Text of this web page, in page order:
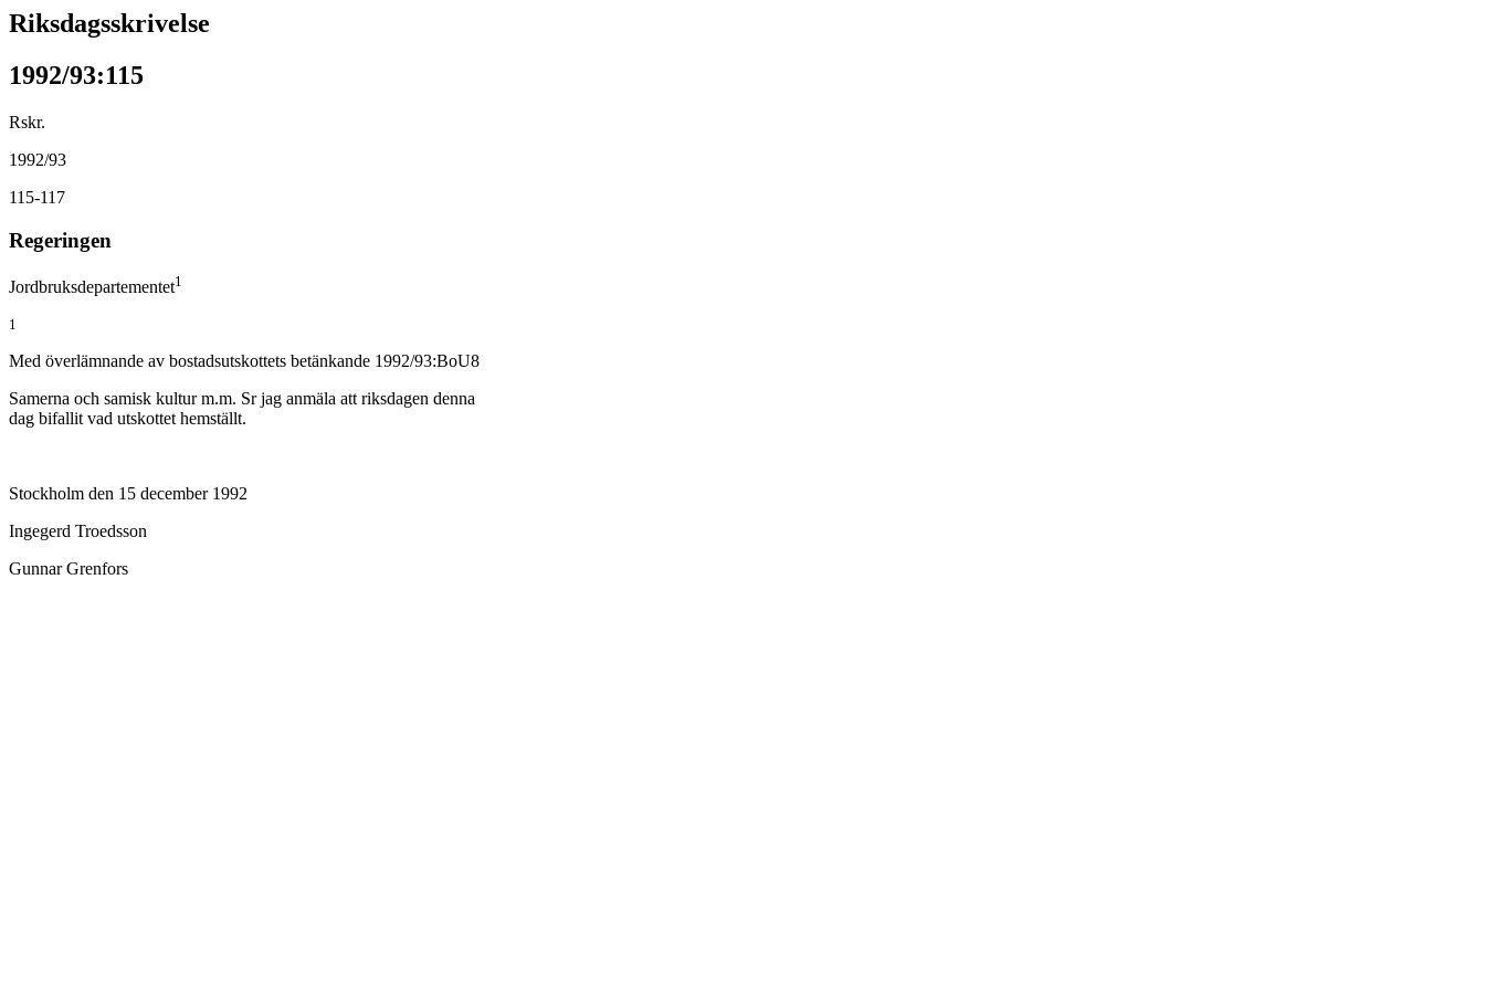
Riksdagsskrivelse
1992/93:115
Rskr.
1992/93
115-117
Regeringen
Jordbruksdepartementet1
1
Med överlämnande av bostadsutskottets betänkande 1992/93:BoU8
Samerna och samisk kultur m.m. Sr jag anmäla att riksdagen denna
dag bifallit vad utskottet hemställt.
Stockholm den 15 december 1992
Ingegerd Troedsson
Gunnar Grenfors